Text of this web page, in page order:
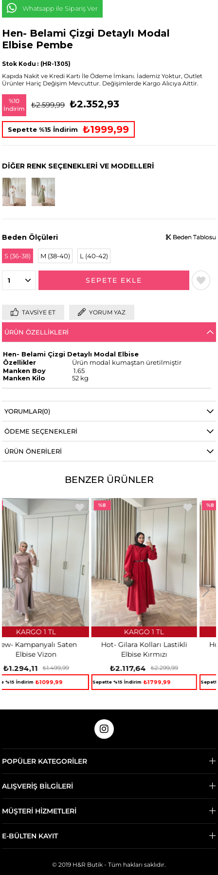
Whatsapp ile Sipariş Ver
Hen- Belami Çizgi Detaylı Modal
Elbise Pembe
(HR-1305)
Stok Kodu
Kapıda Nakit ve Kredi Kartı İle Ödeme İmkanı. İademiz Yoktur, Outlet
Ürünler Hariç Değişim Mevcuttur. Değişimlerde Kargo Alıcıya Aittir.
%10
İndirim
₺2.599,99 ₺2.352,93
Sepette %15 İndirim ₺1999,99
DIĞER RENK SEÇENEKLERI VE MODELLERI
Beden Ölçüleri
S (36-38) M (38-40) L (40-42)
Beden Tablosu
Beden Tablosu
Beden Tablosu
TAVSIYE ET YORUM YAZ
ÜRÜN ÖZELLIKLERI
Hen- Belami Çizgi Detaylı Modal Elbise
Özellikler
Ürün modal kumaştan üretilmiştir
Manken Boy
Manken Kilo
1.65
52 kg
YORUMLAR(0)
ÖDEME SEÇENEKLERI
ÜRÜN ÖNERILERI
BENZER ÜRÜNLER
Hot- Gilara Kolları Lastikli
Elbise Kırmızı
₺2.117,64
Sepette %15 İndirim
KARGO 1 TL
Hot- Gilara Kolları Lastikli
Elbise Bebe Mavi
₺2.117,64
Sepette %15 İndirim
KARGO 1 TL
%8
POPÜLER KATEGORİLER
ALIŞVERİŞ BİLGİLERİ
MÜŞTERİ HİZMETLERİ
E-BÜLTEN KAYIT
© 2019 H&R Butik - Tüm hakları saklıdır.